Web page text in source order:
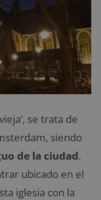
se trata de
siendo
de la ciudad.
ubicado en el
iglesia con la